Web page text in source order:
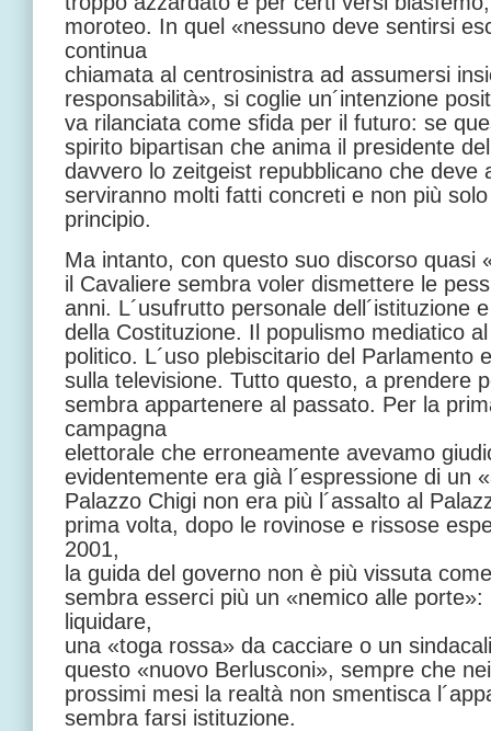
moroteo. In quel «nessuno deve sentirsi
continua
chiamata al centrosinistra ad assumersi
responsabilità», si coglie un´intenzione
va rilanciata come sfida per il futuro: se
spirito bipartisan che anima il presidente
davvero lo zeitgeist repubblicano che deve
serviranno molti fatti concreti e non più
principio.
Ma intanto, con questo suo discorso quasi
il Cavaliere sembra voler dismettere le
anni. L´usufrutto personale dell´istituzione
della Costituzione. Il populismo mediatico
politico. L´uso plebiscitario del Parlamento
sulla televisione. Tutto questo, a prendere
sembra appartenere al passato. Per la
campagna
elettorale che erroneamente avevamo
evidentemente era già l´espressione di un
Palazzo Chigi non era più l´assalto al
prima volta, dopo le rovinose e rissose
2001,
la guida del governo non è più vissuta
sembra esserci più un «nemico alle
liquidare,
una «toga rossa» da cacciare o un
questo «nuovo Berlusconi», sempre che
prossimi mesi la realtà non smentisca
sembra farsi istituzione.